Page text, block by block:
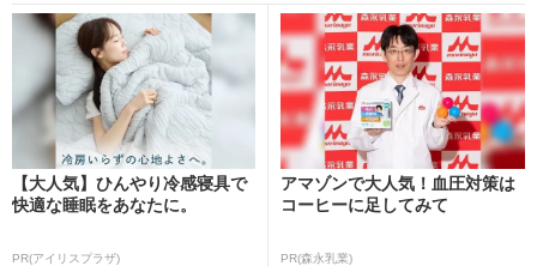
【大人気】ひんやり冷感寝具で
快適な睡眠をあなたに。
PR(アイリスプラザ)
アマゾンで大人気！血圧対策は
コーヒーに足してみて
PR(森永乳業)